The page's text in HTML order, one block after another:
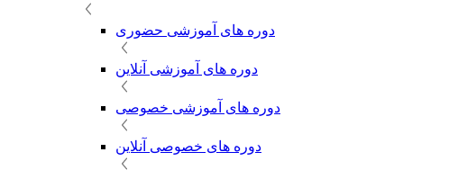
دوره های آموزشی حضوری
دوره های آموزشی آنلاین
دوره های آموزشی خصوصی
دوره های خصوصی آنلاین